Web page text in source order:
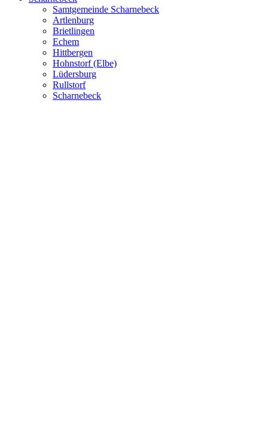
Samtgemeinde Scharnebeck
Artlenburg
Brietlingen
Echem
Hittbergen
Hohnstorf (Elbe)
Lüdersburg
Rullstorf
Scharnebeck